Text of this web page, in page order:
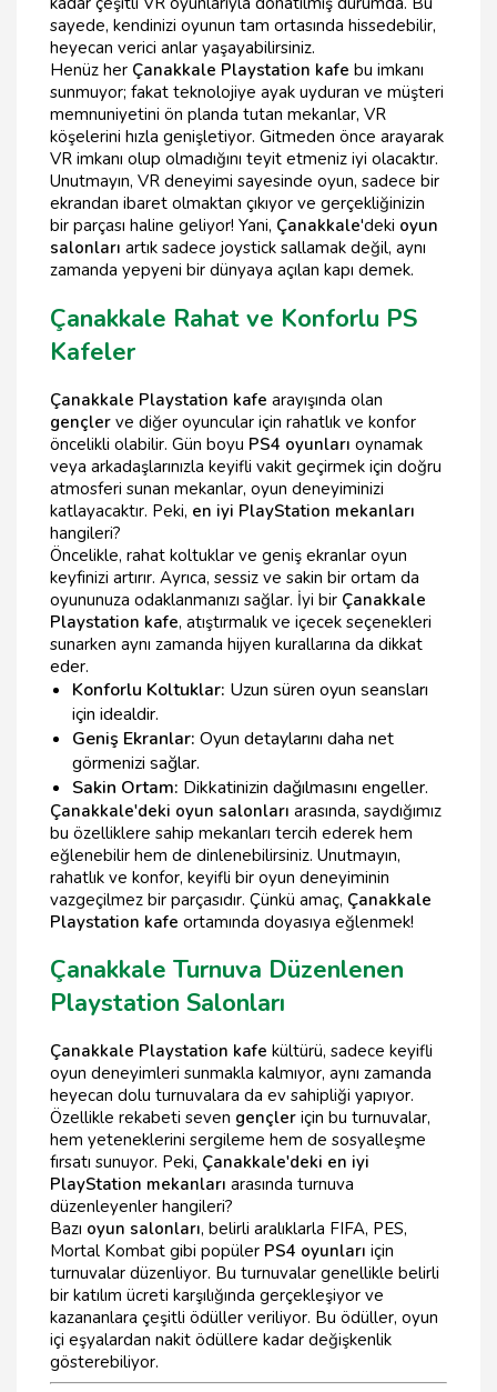
sayede, kendinizi oyunun tam ortasında hissedebilir,
heyecan verici anlar yaşayabilirsiniz.
Henüz her Çanakkale Playstation kafe bu imkanı
sunmuyor; fakat teknolojiye ayak uyduran ve müşteri
memnuniyetini ön planda tutan mekanlar, VR
köşelerini hızla genişletiyor. Gitmeden önce arayarak
VR imkanı olup olmadığını teyit etmeniz iyi olacaktır.
Unutmayın, VR deneyimi sayesinde oyun, sadece bir
ekrandan ibaret olmaktan çıkıyor ve gerçekliğinizin
bir parçası haline geliyor! Yani, Çanakkale'deki oyun
salonları artık sadece joystick sallamak değil, aynı
zamanda yepyeni bir dünyaya açılan kapı demek.
Çanakkale Rahat ve Konforlu PS
Kafeler
Çanakkale Playstation kafe arayışında olan
gençler ve diğer oyuncular için rahatlık ve konfor
öncelikli olabilir. Gün boyu PS4 oyunları oynamak
veya arkadaşlarınızla keyifli vakit geçirmek için doğru
atmosferi sunan mekanlar, oyun deneyiminizi
katlayacaktır. Peki, en iyi PlayStation mekanları
hangileri?
Öncelikle, rahat koltuklar ve geniş ekranlar oyun
keyfinizi artırır. Ayrıca, sessiz ve sakin bir ortam da
oyununuza odaklanmanızı sağlar. İyi bir Çanakkale
Playstation kafe, atıştırmalık ve içecek seçenekleri
sunarken aynı zamanda hijyen kurallarına da dikkat
eder.
Konforlu Koltuklar: Uzun süren oyun seansları
için idealdir.
Geniş Ekranlar: Oyun detaylarını daha net
görmenizi sağlar.
Sakin Ortam: Dikkatinizin dağılmasını engeller.
Çanakkale'deki oyun salonları arasında, saydığımız
bu özelliklere sahip mekanları tercih ederek hem
eğlenebilir hem de dinlenebilirsiniz. Unutmayın,
rahatlık ve konfor, keyifli bir oyun deneyiminin
vazgeçilmez bir parçasıdır. Çünkü amaç, Çanakkale
Playstation kafe ortamında doyasıya eğlenmek!
Çanakkale Turnuva Düzenlenen
Playstation Salonları
Çanakkale Playstation kafe kültürü, sadece keyifli
oyun deneyimleri sunmakla kalmıyor, aynı zamanda
heyecan dolu turnuvalara da ev sahipliği yapıyor.
Özellikle rekabeti seven gençler için bu turnuvalar,
hem yeteneklerini sergileme hem de sosyalleşme
fırsatı sunuyor. Peki, Çanakkale'deki en iyi
PlayStation mekanları arasında turnuva
düzenleyenler hangileri?
Bazı oyun salonları, belirli aralıklarla FIFA, PES,
Mortal Kombat gibi popüler PS4 oyunları için
turnuvalar düzenliyor. Bu turnuvalar genellikle belirli
bir katılım ücreti karşılığında gerçekleşiyor ve
kazananlara çeşitli ödüller veriliyor. Bu ödüller, oyun
içi eşyalardan nakit ödüllere kadar değişkenlik
gösterebiliyor.